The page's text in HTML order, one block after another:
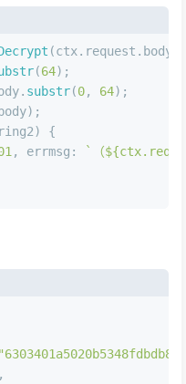
(ctx. request . body
(64);
substr(0, 64);
{
, errmsg : `（
"6303401a5020b5348fdbdb8b"
,